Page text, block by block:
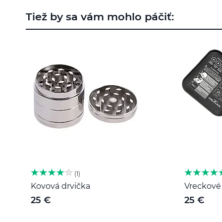
začiatok
galérie
Tiež by sa vám mohlo páčiť:
1
Kovová drvička
25 €
Vreckové
25 €